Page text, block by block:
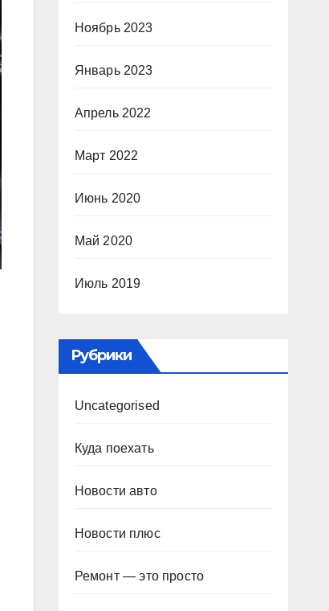
Ноябрь 2023
Январь 2023
Апрель 2022
Март 2022
Июнь 2020
Май 2020
Июль 2019
Рубрики
Uncategorised
Куда поехать
Новости авто
Новости плюс
Ремонт — это просто